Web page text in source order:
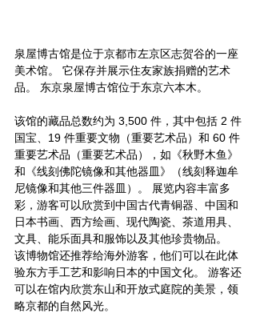
泉屋博古馆是位于京都市左京区志贺谷的一座
美术馆。 它保存并展示住友家族捐赠的艺术
品。 东京泉屋博古馆位于东京六本木。
该馆的藏品总数约为 3,500 件，其中包括 2 件
国宝、19 件重要文物（重要艺术品）和 60 件
重要艺术品（重要艺术品），如《秋野木鱼》
和《线刻佛陀镜像和其他器皿》（线刻释迦牟
尼镜像和其他三件器皿）。 展览内容丰富多
彩，游客可以欣赏到中国古代青铜器、中国和
日本书画、西方绘画、现代陶瓷、茶道用具、
文具、能乐面具和服饰以及其他珍贵物品。
该博物馆还推荐给海外游客，他们可以在此体
验东方手工艺和影响日本的中国文化。 游客还
可以在馆内欣赏东山和开放式庭院的美景，领
略京都的自然风光。